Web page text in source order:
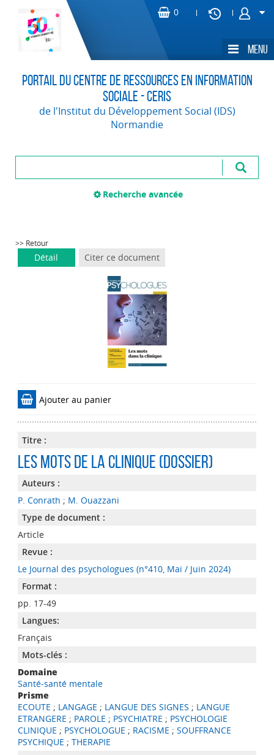
Portail du Centre de Ressources en Information
Sociale - CERIS
de l'Institut du Développement Social (IDS)
Normandie
Recherche avancée
>> Retour
Détail Citer ce document
Ajouter au panier
Titre :
Les mots de la clinique (dossier)
Auteurs :
P. Conrath ; M. Ouazzani
Type de document :
Article
Revue :
Le Journal des psychologues (n°410, Mai / Juin 2024)
Format :
pp. 17-49
Langues:
Français
Mots-clés :
Domaine
Santé-santé mentale
Prisme
ECOUTE ; LANGAGE ; LANGUE DES SIGNES ; LANGUE
ETRANGERE ; PAROLE ; PSYCHIATRE ; PSYCHOLOGIE
CLINIQUE ; PSYCHOLOGUE ; RACISME ; SOUFFRANCE
PSYCHIQUE ; THERAPIE